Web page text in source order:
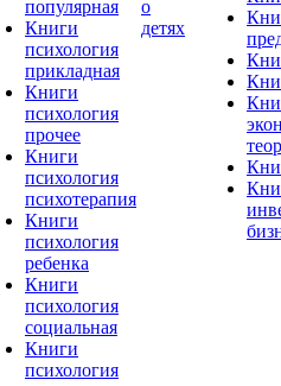
популярная
Книги
психология
прикладная
Книги
психология
прочее
Книги
психология
психотерапия
Книги
психология
ребенка
Книги
психология
социальная
Книги
психология
о
детях